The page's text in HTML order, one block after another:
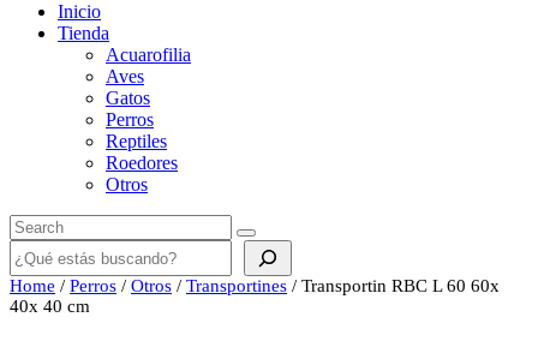
Inicio
Tienda
Acuarofilia
Aves
Gatos
Perros
Reptiles
Roedores
Otros
Buscar
Home / Perros / Otros / Transportines / Transportin RBC L 60 60x
40x 40 cm